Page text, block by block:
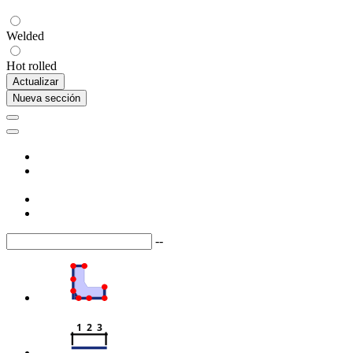
Welded
Hot rolled
Actualizar
Nueva sección
--
1  2  3